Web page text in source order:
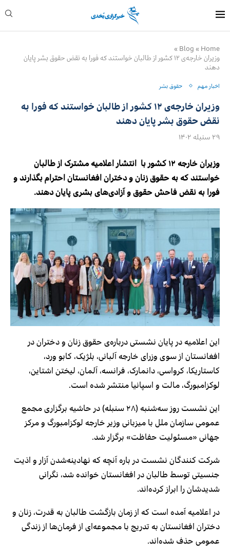
Home
»
Blog
»
وزیران خارجه‌ی ۱۲ کشور از طالبان خواستند که فورا به نقض حقوق بشر پایان
دهند
اخبار مهم حقوق بشر
وزیران خارجه‌ی ۱۲ کشور از طالبان خواستند که فورا به
نقض حقوق بشر پایان دهند
۲۹ سنبله ۱۴۰۲
وزیران خارجه‌ ۱۲ کشور با انتشار اعلامیه‌ مشترک از طالبان
خواستند که به حقوق زنان و دختران افغانستان احترام بگذارند و
فورا به نقض فاحش حقوق و آزادی‌های بشری پایان دهند.
این اعلامیه در پایان نشستی درباره‌ی حقوق زنان و دختران در
افغانستان از سوی وزرای خارجه‌ آلبانی، بلژیک، کابو ورد،
کاستاریکا، کرواسی، دانمارک، فرانسه، آلمان، لیختن اشتاین،
لوکزامبورگ، مالت و اسپانیا منتشر شده است.
این نشست روز سه‌شنبه (۲۸ سنبله) در حاشیه‌ برگزاری مجمع
عمومی سازمان ملل با میزبانی وزیر خارجه‌ لوکزامبورگ و مرکز
جهانی «مسئولیت حفاظت» برگزار شد.
شرکت کنندگان نشست در باره آنچه که نهادینه‌شدن آزار و اذیت
جنسیتی توسط طالبان در افغانستان خوانده شد، نگرانی
شدیدشان را ابراز کرده‌اند.
در اعلامیه‌ آمده است که از زمان بازگشت طالبان به قدرت، زنان و
دختران افغانستان به تدریج با مجموعه‌ای از فرمان‌ها از زندگی
عمومی حذف شده‌اند.